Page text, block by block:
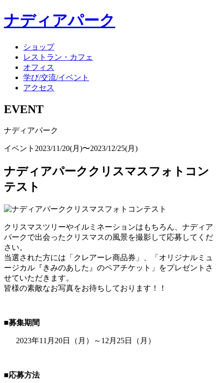
ナディアパーク
ショップ
レストラン・カフェ
オフィス
学び/交流/イベント
アクセス
EVENT
ナディアパーク
イベント 2023/11/20(月)〜2023/12/25(月)
ナディアパーククリスマスフォトコン
テスト
クリスマスツリーやイルミネーションはもちろん、ナディア
パークで出会ったクリスマスの風景を撮影して応募してくだ
さい。
当選された方には「クレアーレ商品券」、「オリジナルミュ
ージカル『きみのあした』のペアチケット」をプレゼントさ
せていただきます。
皆様の素敵なお写真をお待ちしております！！
■募集期間
2023年11月20日（月）～12月25日（月）
■応募方法